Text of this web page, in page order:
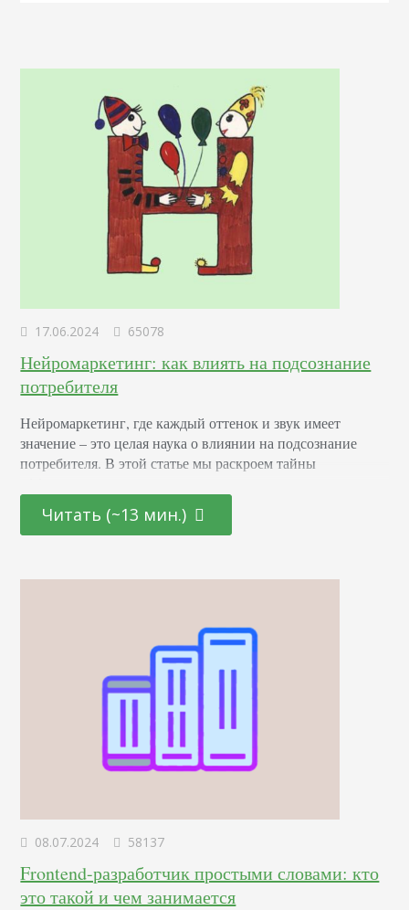
17.06.2024 65078
Нейромаркетинг: как влиять на подсознание
потребителя
Нейромаркетинг, где каждый оттенок и звук имеет
значение – это целая наука о влиянии на подсознание
потребителя. В этой статье мы раскроем тайны
нейронаук. От подбора цветовой палитры до создания
человеческого сознания для повышения интереса и
Читать (~13 мин.)
08.07.2024 58137
Frontend-разработчик простыми словами: кто
это такой и чем занимается